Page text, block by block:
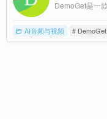
AI音频与视频 # DemoGet